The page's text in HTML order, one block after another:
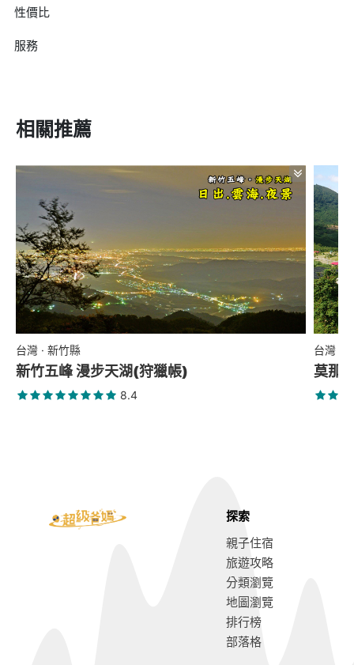
性價比
服務
相關推薦
台灣 · 新竹縣
新竹五峰 漫步天湖(狩獵帳)
8.4
台灣 ·
莫那
探索
親子住宿
旅遊攻略
分類瀏覽
地圖瀏覽
排行榜
部落格